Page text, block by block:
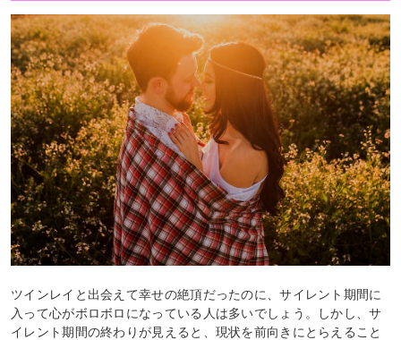
ツインレイと出会えて幸せの絶頂だったのに、サイレント期間に
入って心がボロボロになっている人は多いでしょう。しかし、サ
イレント期間の終わりが見えると、現状を前向きにとらえること